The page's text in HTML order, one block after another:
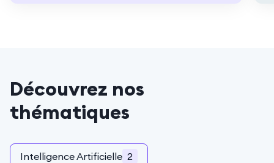
Découvrez nos
thématiques
Intelligence Artificielle 2